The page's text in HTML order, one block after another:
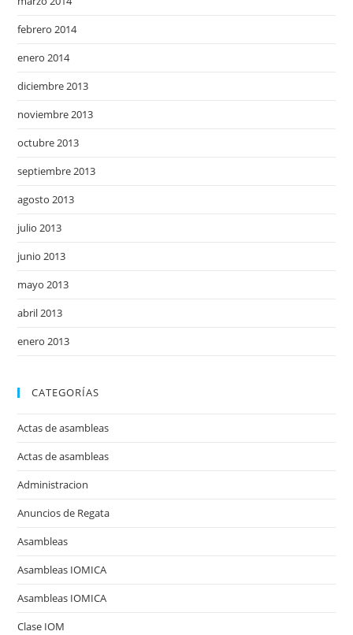
febrero 2014
enero 2014
diciembre 2013
noviembre 2013
octubre 2013
septiembre 2013
agosto 2013
julio 2013
junio 2013
mayo 2013
abril 2013
enero 2013
CATEGORÍAS
Actas de asambleas
Actas de asambleas
Administracion
Anuncios de Regata
Asambleas
Asambleas IOMICA
Asambleas IOMICA
Clase IOM